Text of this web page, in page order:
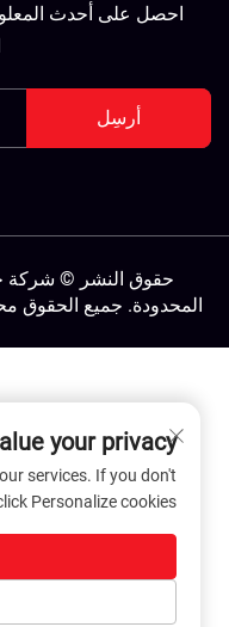
احصل على أحدث
أرسِل
حقوق النشر © شركة خبي
جميع الحقوق
value your privacy
our services. If you don't
click Personalize cookies.